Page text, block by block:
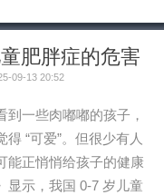
肥胖症的危害
09-13 20:52
一些肉嘟嘟的孩子，
“可爱”。但很少有人
能正悄悄给孩子的健康
显示，我国 0-7 岁儿童